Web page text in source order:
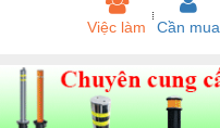
Việc làm Cần mua